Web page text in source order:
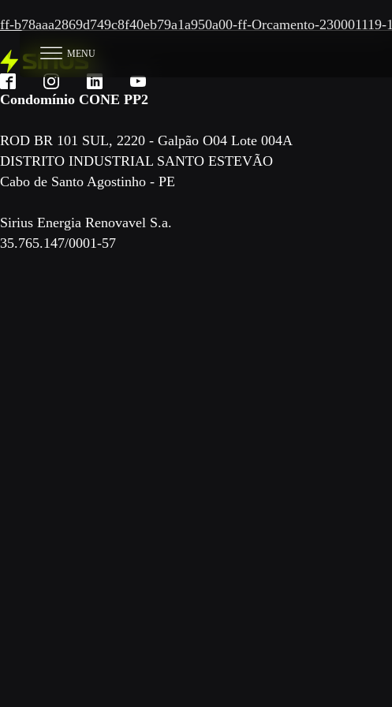
MENU
ff-b78aaa2869d749c8f40eb79a1a950a00-ff-Orcamento-230001119-1
Condomínio CONE PP2
ROD BR 101 SUL, 2220 - Galpão O04 Lote 004A
DISTRITO INDUSTRIAL SANTO ESTEVÃO
Cabo de Santo Agostinho - PE
Sirius Energia Renovavel S.a.
35.765.147/0001-57